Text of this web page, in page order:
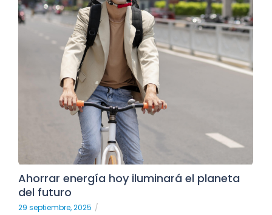
Ahorrar energía hoy iluminará el planeta
del futuro
29 septiembre, 2025 /